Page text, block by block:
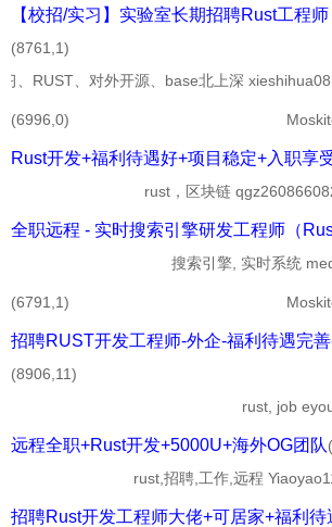
【校招/实习】实验室长期招聘Rust工程
(8761,1)
、RUST、对外开源、base北上深
(6996,0)
Rust开发+福利待遇好+项目稳定+入职享
rust，区块链
全职远程 - 实时搜索引擎研发工程师（
搜索引擎, 实时系统
(6791,1)
招聘RUST开发工程师-外企-福利待遇完
(8906,11)
rust, job
远程全职+Rust开发+5000U+海外OG团队
rust,招聘,工作,远程
招聘Rust开发工程师大佬+可居家+福利待